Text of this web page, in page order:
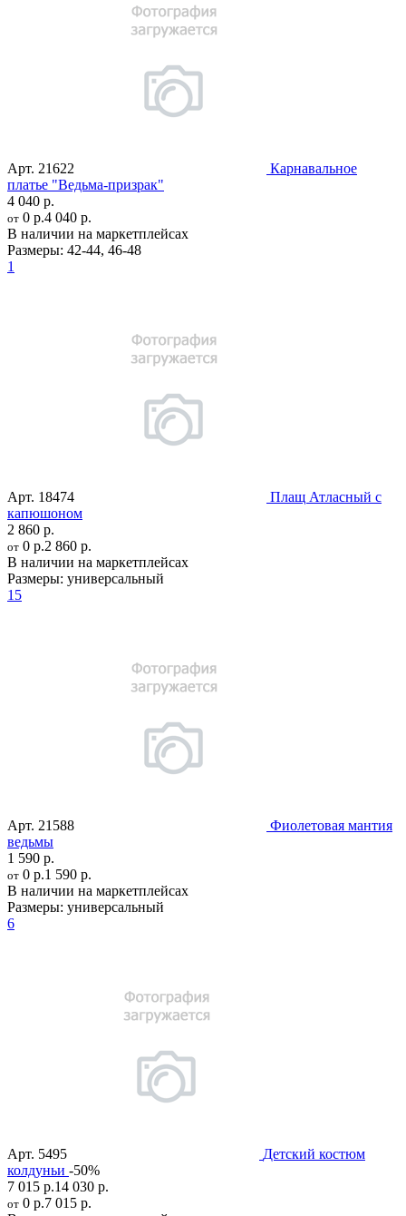
Арт. 21622
Карнавальное
платье "Ведьма-призрак"
4 040 р.
от 0 р.4 040 р.
В наличии на маркетплейсах
Размеры: 42-44, 46-48
1
Арт. 18474
Плащ Атласный с
капюшоном
2 860 р.
от 0 р.2 860 р.
В наличии на маркетплейсах
Размеры: универсальный
15
Арт. 21588
Фиолетовая мантия
ведьмы
1 590 р.
от 0 р.1 590 р.
В наличии на маркетплейсах
Размеры: универсальный
6
Арт. 5495
Детский костюм
колдуньи -50%
7 015 р.14 030 р.
от 0 р.7 015 р.